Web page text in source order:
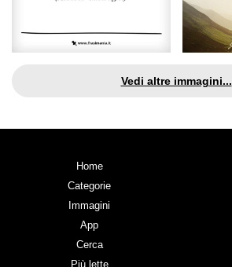
Vedi altre immagini...
Home
Categorie
Immagini
App
Cerca
Più lette